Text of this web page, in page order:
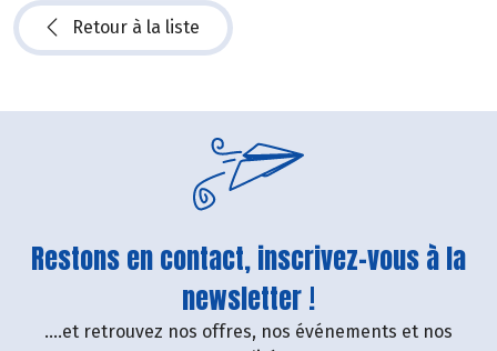
Retour à la liste
Restons en contact, inscrivez-vous à la
newsletter !
....et retrouvez nos offres, nos événements et nos